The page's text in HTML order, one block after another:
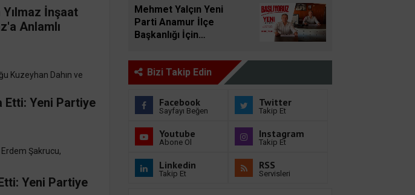
İnşaat
Anlamlı
Kuzeyhan Dahın ve
Etti: Yeni Partiye
Şakrucu,
Yeni Partiye
Mehmet Yalçın Yeni
Parti Anamur İlçe
Başkanlığı İçin
"Başlıyoruz"
Paylaşımı Dikkat
Çekti
Bizi Takip Edin
Facebook
Sayfayı Beğen
Twitter
Takip Et
Youtube
Abone Ol
Instagram
Takip Et
Linkedin
Takip Et
RSS
Servisleri